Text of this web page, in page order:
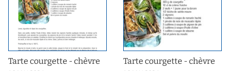
Tarte courgette - chèvre Tarte courgette - chèvre